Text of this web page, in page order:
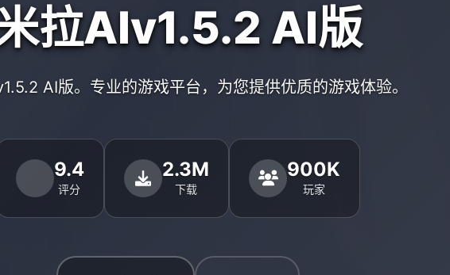
拉AIv1.5.2 AI版
AI版。专业的游戏平台，为您提供优质的游戏体验。
9.4
评分
2.3M
下载
900K
玩家